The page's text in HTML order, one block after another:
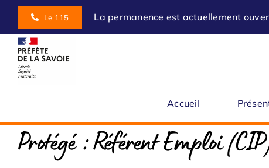
Skip
content
Le 115 La permanence est actuellement
Accueil
Protégé : Référent Emploi